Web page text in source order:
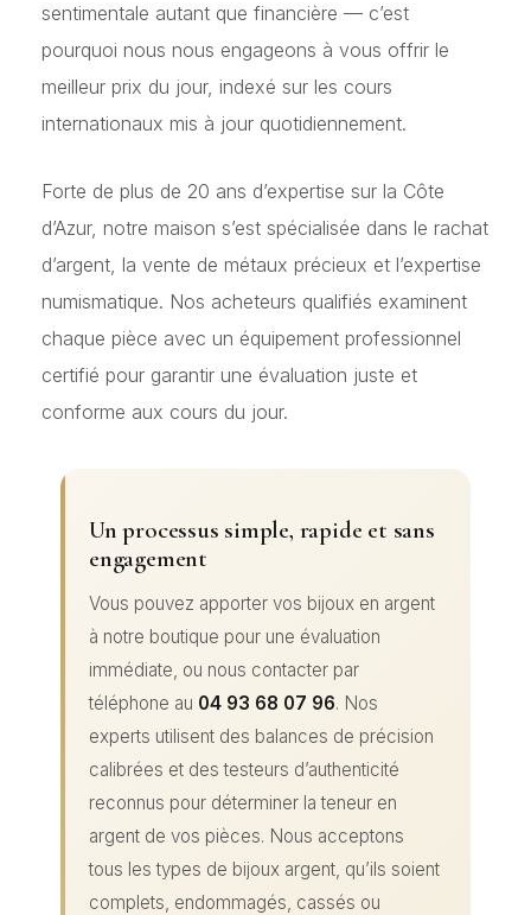
sentimentale autant que financière — c’est
pourquoi nous nous engageons à vous offrir le
meilleur prix du jour, indexé sur les cours
internationaux mis à jour quotidiennement.
Forte de plus de 20 ans d’expertise sur la Côte
d’Azur, notre maison s’est spécialisée dans le rachat
d’argent, la vente de métaux précieux et l’expertise
numismatique. Nos acheteurs qualifiés examinent
chaque pièce avec un équipement professionnel
certifié pour garantir une évaluation juste et
conforme aux cours du jour.
Un processus simple, rapide et sans
engagement
Vous pouvez apporter vos bijoux en argent
à notre boutique pour une évaluation
immédiate, ou nous contacter par
téléphone au 04 93 68 07 96. Nos
experts utilisent des balances de précision
calibrées et des testeurs d’authenticité
reconnus pour déterminer la teneur en
argent de vos pièces. Nous acceptons
tous les types de bijoux argent, qu’ils soient
complets, endommagés, cassés ou